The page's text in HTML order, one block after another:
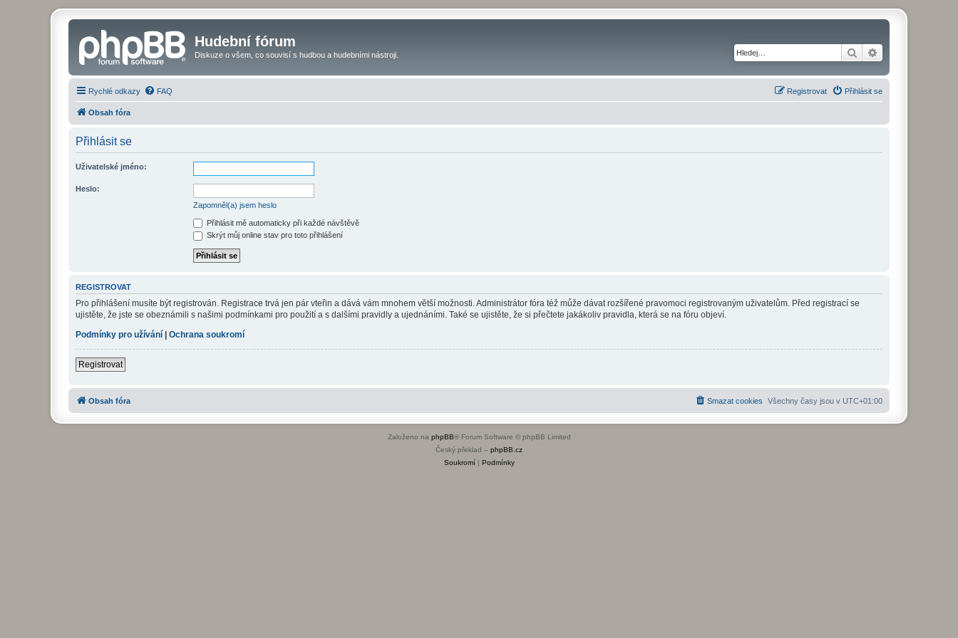
Hudební fórum
Diskuze o všem, co souvisí s hudbou a hudebními nástroji. Hledat
Rychlé odkazy FAQ Přihlásit se
Registrovat
Obsah fóra
Přihlásit se
Uživatelské jméno:
Heslo:
Zapomněl(a) jsem heslo
Přihlásit mě automaticky při každé návštěvě
Skrýt můj online stav pro toto přihlášení
REGISTROVAT
Pro přihlášení musíte být registrován. Registrace trvá jen pár vteřin a dává vám mnohem větší možnosti. Administrátor fóra též může dávat rozšířené pravomoci registrovaným uživatelům. Před registrací se
ujistěte, že jste se obeznámili s našimi podmínkami pro použití a s dalšími pravidly a ujednáními. Také se ujistěte, že si přečtete jakákoliv pravidla, která se na fóru objeví.
Podmínky pro užívání
Ochrana soukromí
Registrovat
Obsah fóra Všechny časy jsou v UTC+01:00
Smazat cookies
Založeno na phpBB® Forum Software © phpBB Limited
Český překlad – phpBB.cz
Soukromí| Podmínky